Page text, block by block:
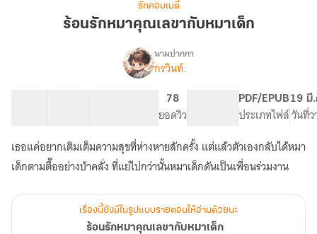
หมา
รักคอมเมดี้
ร้อนรักหมาคุณเลขากับหมาเด็ก
เรื่อง
รัก
หมา
คุณ
เลขา
กับ
หมา
นามปากกา
กรวินท์.
78
ยอดวิว
PDF/EPUB
ประเภทไฟล์
19 มี
วันที่ว
เธอแค่อยากเติมเต็มความสุขที่ห่างหายสักครั้ง แต่แล้วตัวเองกลับได้หมา
เด็กตามตื๊ออย่างบ้าคลั่ง ที่แย่ไปกว่านั้นหมาเด็กดันเป็นเพื่อนร่วมงาน
เรื่องนี้ยังมีในรูปแบบรายตอนให้อ่านด้วยนะ
ร้อนรักหมาคุณเลขากับหมาเด็ก